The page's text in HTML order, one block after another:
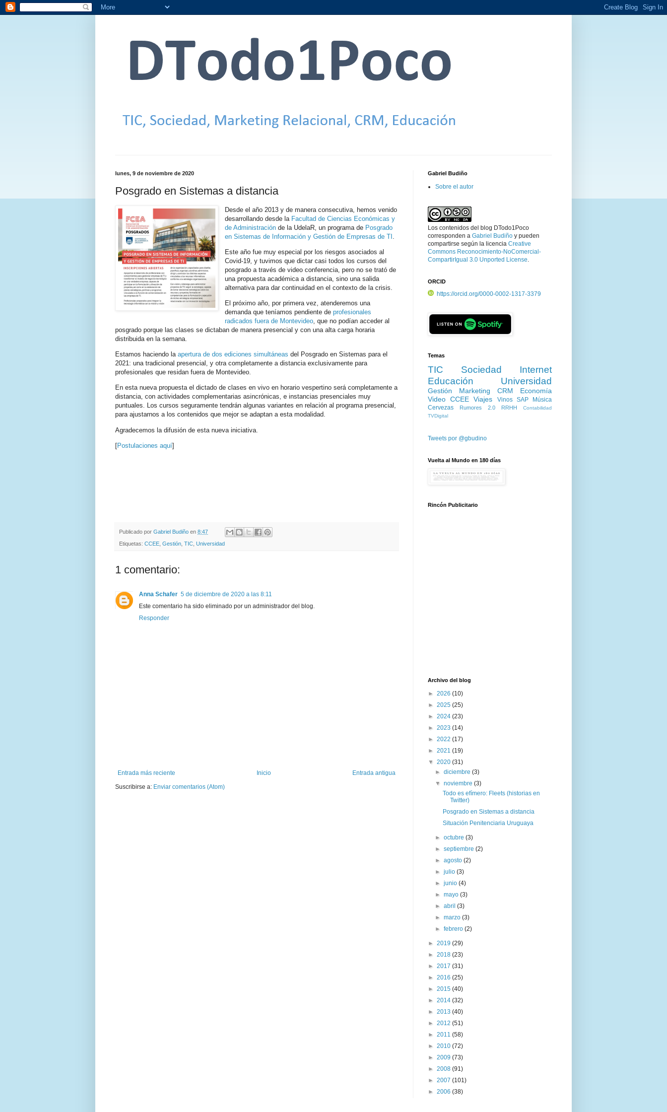
lunes, 9 de noviembre de 2020
Posgrado en Sistemas a distancia
Desde el año 2013 y de manera consecutiva, hemos venido
desarrollando desde la Facultad de Ciencias Económicas y
de Administración de la UdelaR, un programa de Posgrado
en Sistemas de Información y Gestión de Empresas de TI
Este año fue muy especial por los riesgos asociados al
Covid-19, y tuvimos que dictar casi todos los cursos del
posgrado a través de video conferencia, pero no se trató de
una propuesta académica a distancia, sino una salida
alternativa para dar continuidad en el contexto de la crisis.
El próximo año, por primera vez, atenderemos una
demanda que teníamos pendiente deprofesionales
radicados fuera de Montevideo, que no podían acceder al
posgrado porque las clases se dictaban de manera presencial y con una alta carga horaria
distribuida en la semana.
Estamos haciendo la apertura de dos ediciones simultáneas del Posgrado en Sistemas para el
2021: una tradicional presencial, y otra completamente a distancia exclusivamente para
profesionales que residan fuera de Montevideo.
En esta nueva propuesta el dictado de clases en vivo en horario vespertino será completamente a
distancia, con actividades complementarias asincrónicas, e instancias presenciales muy
puntuales. Los cursos seguramente tendrán algunas variantes en relación al programa presencial,
para ajustarnos a los contenidos que mejor se adaptan a esta modalidad.
Agradecemos la difusión de esta nueva iniciativa.
[Postulaciones aquí]
Publicado por Gabriel Budiño en 8:47
Etiquetas: CCEE Gestión TIC Universidad
1 comentario:
Anna Schafer 5 de diciembre de 2020 a las 8:11
Este comentario ha sido eliminado por un administrador del blog.
Responder
Entrada más reciente Entrada antigua
Inicio
Suscribirse a: Enviar comentarios (Atom)
Gabriel Budiño
Sobre el autor
Los contenidos del blog DTodo1Poco
corresponden a Gabriel Budiño y pueden
compartirse según la licencia Creative
Commons Reconocimiento-NoComercial-
CompartirIgual 3.0 Unported License.
ORCID
https://orcid.org/0000-0002-1317-3379
Temas
TIC Sociedad
Internet
Educación
Universidad
Gestión Marketing CRM
Economía
Video CCEE Viajes Vinos SAP
Música
Cervezas
Rumores 2.0 RRHH
Contabilidad
TVDigital
Tweets por @gbudino
Vuelta al Mundo en 180 días
Rincón Publicitario
Archivo del blog
► 2026 (10)
► 2025 (25)
► 2024 (23)
► 2023 (14)
► 2022 (17)
► 2021 (19)
▼ 2020 (31)
►diciembre(3)
▼noviembre(3)
Todo es efímero: Fleets (historias en
Twitter)
Posgrado en Sistemas a distancia
Situación Penitenciaria Uruguaya
►octubre(3)
►septiembre(2)
►agosto(2)
►julio(3)
►junio(4)
►mayo(3)
►abril(3)
►marzo(3)
►febrero(2)
► 2019 (29)
► 2018 (23)
► 2017 (31)
► 2016 (25)
► 2015 (40)
► 2014 (32)
► 2013 (40)
► 2012 (51)
► 2011 (58)
► 2010 (72)
► 2009 (73)
► 2008 (91)
► 2007 (101)
► 2006 (38)